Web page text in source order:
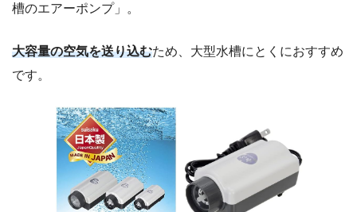
槽のエアーポンプ」。
大容量の空気を送り込むため、大型水槽にとくにおすすめ
です。